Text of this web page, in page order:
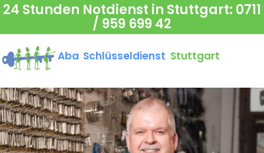
24 Stunden Notdienst in Stuttgart: 0711
/ 959 699 42
Aba Schlüsseldienst Stuttgart